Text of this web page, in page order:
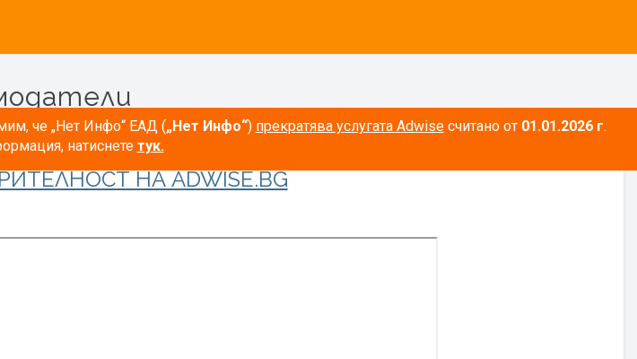
че „Нет Инфо“ ЕАД („Нет Инфо“) прекратява услугата Adwiseсчитано от 01.01.2026 г.
натиснете тук.
НА ADWISE.BG